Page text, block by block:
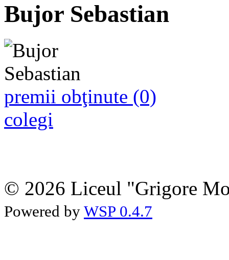
Bujor Sebastian
premii obţinute (0)
colegi
© 2026 Liceul "Grigore
Powered by WSP 0.4.7